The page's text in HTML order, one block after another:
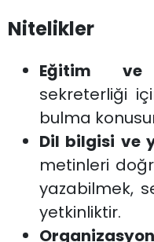
Nitelikler
Eğitim ve
sekreterliği
bulma
Dil bilgisi ve
metinleri
yazabilmek,
yetkinliktir.